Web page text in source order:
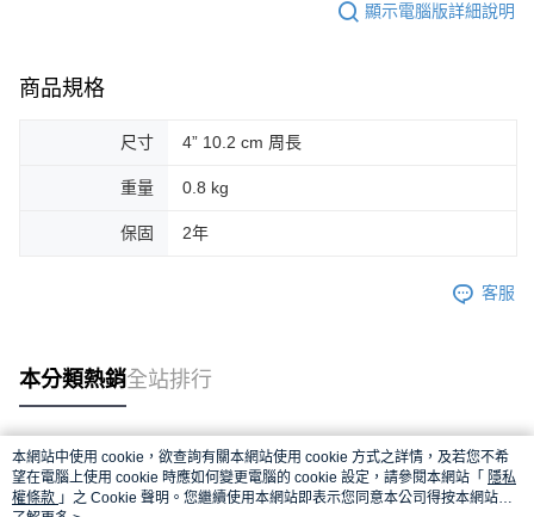
顯示電腦版詳細說明
商品規格
尺寸 4” 10.2 cm 周長
重量 0.8 kg
保固 2年
客服
本分類熱銷全站排行
熱門標籤
本網站中使用 cookie，欲查詢有關本網站使用 cookie 方式之詳情，及若您不希
望在電腦上使用 cookie 時應如何變更電腦的 cookie 設定，請參閱本網站「 隱私
權條款 」之 Cookie 聲明。您繼續使用本網站即表示您同意本公司得按本網站使